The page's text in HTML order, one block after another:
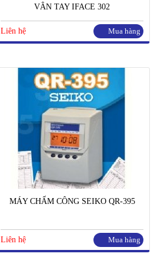
VÂN TAY IFACE 302
Liên hệ Mua hàng
MÁY CHẤM CÔNG SEIKO QR-395
Liên hệ Mua hàng